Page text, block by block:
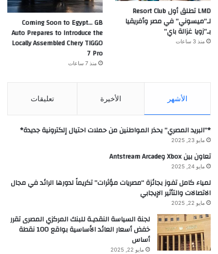
LMD تطلق أول Resort Club
لـ”ميسوني” في مصر وأفريقيا
بـ”زويا غزالة باي”
منذ 3 ساعات
Coming Soon to Egypt… GB
Auto Prepares to Introduce the
Locally Assembled Chery TIGGO
7 Pro
منذ 7 ساعات
الأشهر الأخيرة تعليقات
*”البريد المصري” يحذر المواطنين من حملات احتيال إلكترونية جديدة*
مايو 23, 2025
تعاون بين Xbox وAntstream Arcade
مايو 24, 2025
لمياء كامل تفوز بجائزة “مصريات مؤثرات” تكريماً لدورها الرائد في مجال
الاتصالات والتأثير الإيجابي
مايو 22, 2025
لجنة السياسة النقديـة للبنك المركزي المصرى تقرر
خفض أسعار العائد الأساسية بواقع 100 نقطة
أساس
مايو 22, 2025